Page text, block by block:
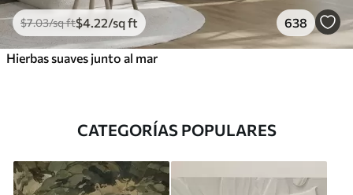
$7.03/sq ft$4 .22/sq ft 638
Hierbas suaves junto al mar
CATEGORÍAS POPULARES